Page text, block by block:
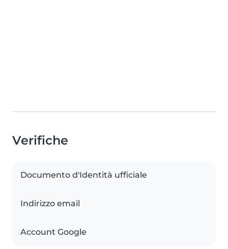
Verifiche
Documento d'Identità ufficiale
Indirizzo email
Account Google